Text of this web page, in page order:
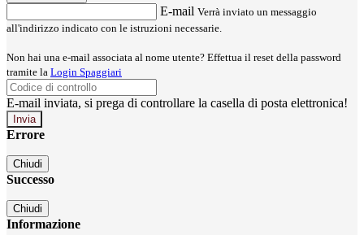
E-mail Verrà inviato un messaggio
all'indirizzo indicato con le istruzioni necessarie.
Non hai una e-mail associata al nome utente? Effettua il reset della password
tramite la Login Spaggiari
E-mail inviata, si prega di controllare la casella di posta elettronica!
Errore
Chiudi
Successo
Chiudi
Informazione